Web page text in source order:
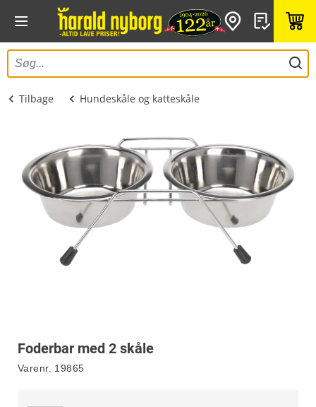
Tilbage Hundeskåle og katteskåle
Foderbar med 2 skåle
Varenr. 19865